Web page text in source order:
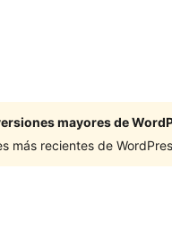
mayores de
más recientes de